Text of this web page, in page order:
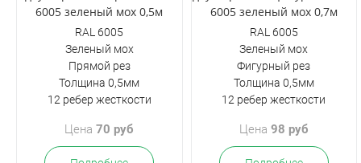
6005 зеленый мох 0,5м
RAL 6005
Зеленый мох
Прямой рез
Толщина 0,5мм
12 ребер жесткости
Цена70 руб
6005 зеленый мох 0,7м
RAL 6005
Зеленый мох
Фигурный рез
Толщина 0,5мм
12 ребер жесткости
Цена 98 руб